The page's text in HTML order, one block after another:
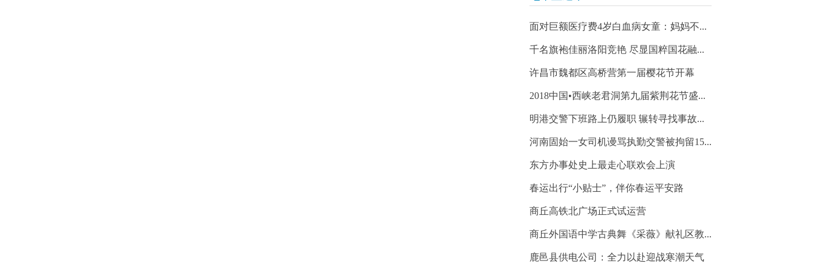
面对巨额医疗费4岁白血病女童：妈妈不...
千名旗袍佳丽洛阳竞艳 尽显国粹国花融...
许昌市魏都区高桥营第一届樱花节开幕
2018中国•西峡老君洞第九届紫荆花节盛...
明港交警下班路上仍履职 辗转寻找事故...
河南固始一女司机谩骂执勤交警被拘留15...
东方办事处史上最走心联欢会上演
春运出行“小贴士”，伴你春运平安路
商丘高铁北广场正式试运营
商丘外国语中学古典舞《采薇》献礼区教...
鹿邑县供电公司：全力以赴迎战寒潮天气